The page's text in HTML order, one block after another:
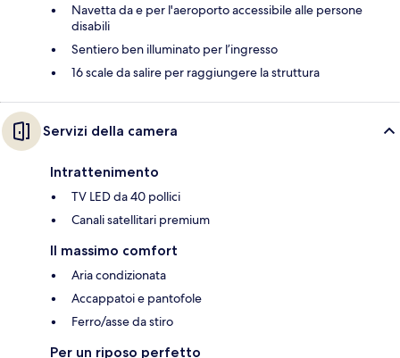
Navetta da e per l'aeroporto accessibile alle persone
disabili
Sentiero ben illuminato per l’ingresso
16 scale da salire per raggiungere la struttura
Servizi della camera
Intrattenimento
TV LED da 40 pollici
Canali satellitari premium
Il massimo comfort
Aria condizionata
Accappatoi e pantofole
Ferro/asse da stiro
Per un riposo perfetto